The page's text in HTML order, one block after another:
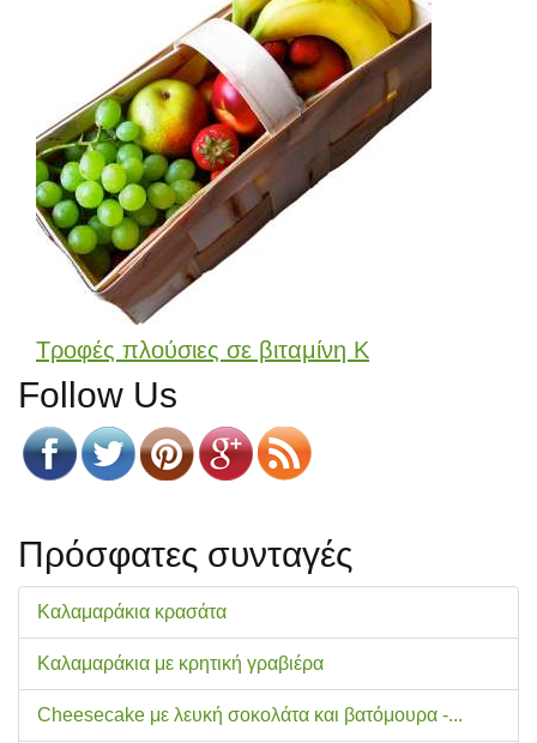
Τροφές πλούσιες σε βιταμίνη Κ
Follow Us
Πρόσφατες συνταγές
Καλαμαράκια κρασάτα
Καλαμαράκια με κρητική γραβιέρα
Cheesecake με λευκή σοκολάτα και βατόμουρα -...